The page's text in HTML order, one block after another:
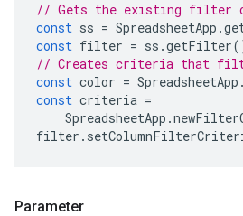
// Gets the existing filter
const ss = SpreadsheetApp .
const filter = ss .getFilter
// Creates criteria that
const color = SpreadsheetApp .
const criteria =
SpreadsheetApp .
filter .
Parameter